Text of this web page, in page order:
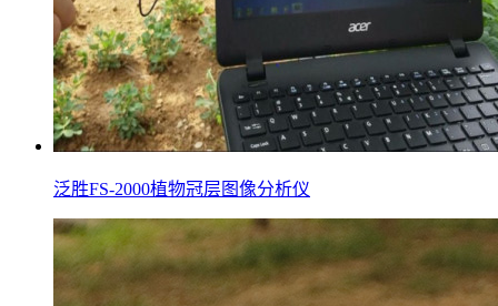
泛胜FS-2000植物冠层图像分析仪